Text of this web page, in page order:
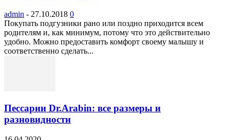
admin - 27.10.2018 0
Покупать подгузники рано или поздно приходится всем
родителям и, как минимум, потому что это действительно
удобно. Можно предоставить комфорт своему малышу и
соответственно сделать...
Пессарии Dr.Arabin: все размеры и
разновидности